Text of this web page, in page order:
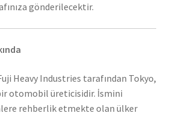
gönderilecektir.
Heavy Industries tarafından Tokyo,
otomobil üreticisidir. İsmini
rehberlik etmekte olan ülker